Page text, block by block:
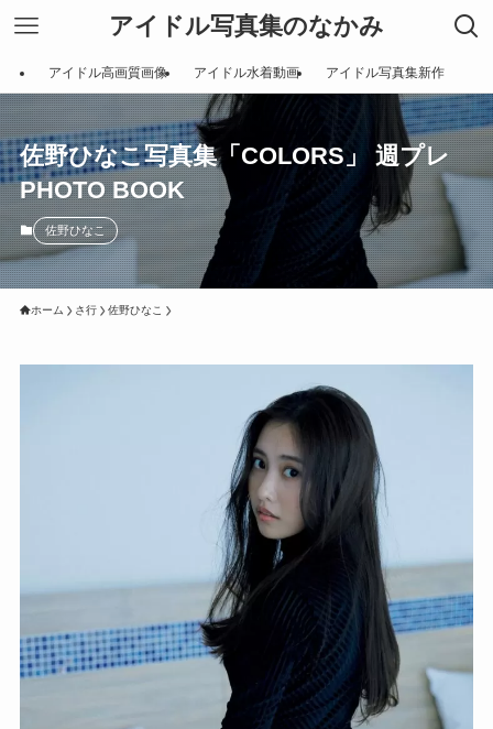
アイドル写真集のなかみ
アイドル高画質画像 アイドル水着動画 アイドル写真集新作
佐野ひなこ写真集「COLORS」 週プレ
PHOTO BOOK
佐野ひなこ
ホーム さ行 佐野ひなこ